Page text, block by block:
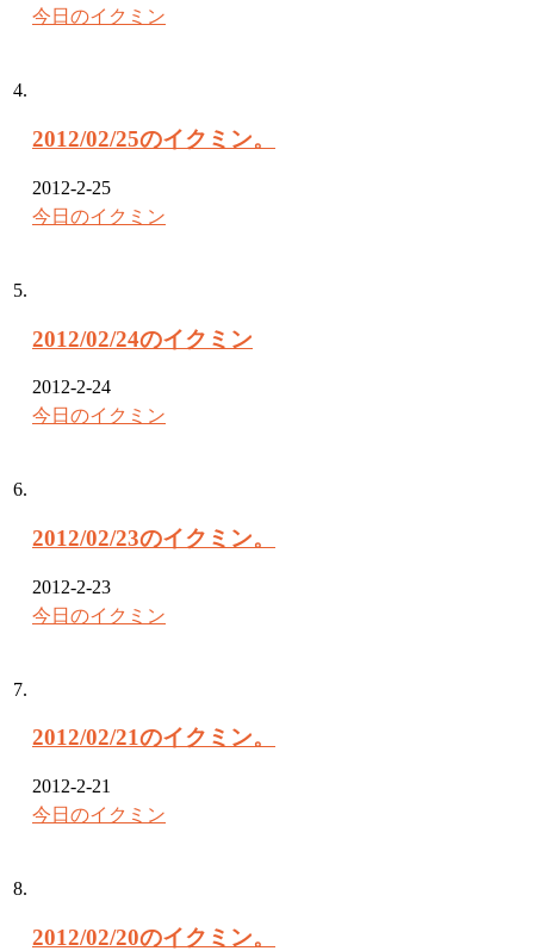
今日のイクミン
2012/02/25のイクミン。
2012-2-25
今日のイクミン
2012/02/24のイクミン
2012-2-24
今日のイクミン
2012/02/23のイクミン。
2012-2-23
今日のイクミン
2012/02/21のイクミン。
2012-2-21
今日のイクミン
2012/02/20のイクミン。